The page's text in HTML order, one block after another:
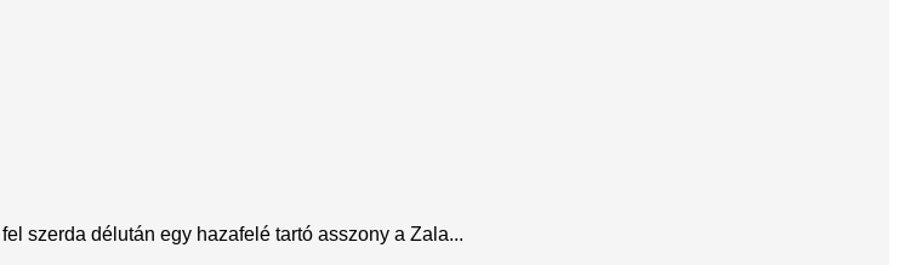
szerda délután egy hazafelé tartó asszony a Zala...